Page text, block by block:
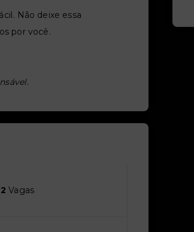
Não deixe essa
por você.
2 Vagas